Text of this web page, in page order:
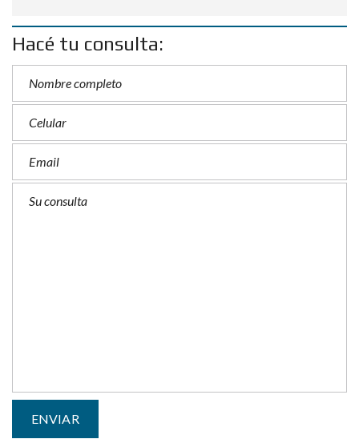
Hacé tu consulta: